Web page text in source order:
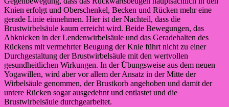
Knien erfolgt und Oberschenkel, Becken und Rücken mehr eine
gerade Linie einnehmen. Hier ist der Nachteil, dass die
Brustwirbelsäule kaum erreicht wird. Beide Bewegungen, das
Abknicken in der Lendenwirbelsäule und das Geradehalten des
Rückens mit vermehrter Beugung der Knie führt nicht zu einer
Durchgestaltung der Brustwirbelsäule mit den wertvollen
gesundheitlichen Wirkungen. In der Übungsweise aus dem neuen
Yogawillen, wird aber vor allem der Ansatz in der Mitte der
Wirbelsäule genommen, der Brustkorb angehoben und damit der
untere Rücken sogar ausgedehnt und entlastet und die
Brustwirbelsäule durchgearbeitet.